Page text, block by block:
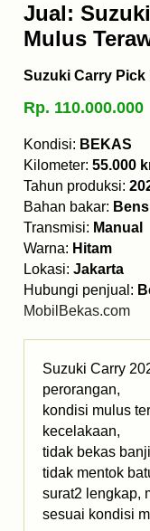
Jual:
Mulus
Suzuki Carry Pick
Rp. 110.000.000
Kondisi: BEKAS
Kilometer: 55.000
Tahun produksi:
Bahan bakar:
Transmisi: Manual
Warna: Hitam
Lokasi: Jakarta
Hubungi penjual:
MobilBekas.com
Suzuki Carry
perorangan,
kondisi mulus
kecelakaan,
tidak bekas
tidak mentok
surat2 lengkap,
sesuai kondisi